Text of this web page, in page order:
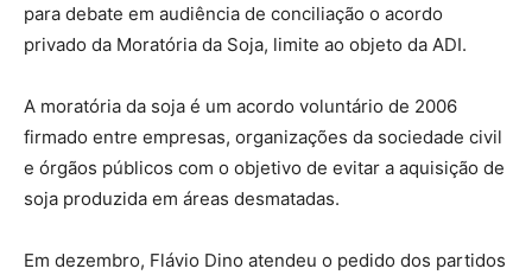
para debate em audiência de conciliação o acordo
privado da Moratória da Soja, limite ao objeto da ADI.
A moratória da soja é um acordo voluntário de 2006
firmado entre empresas, organizações da sociedade civil
e órgãos públicos com o objetivo de evitar a aquisição de
soja produzida em áreas desmatadas.
Em dezembro, Flávio Dino atendeu o pedido dos partidos